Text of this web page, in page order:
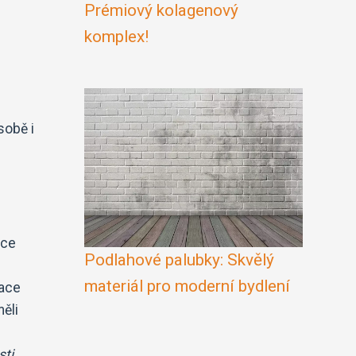
i
Prémiový kolagenový
komplex!
Podlahové palubky: Skvělý
materiál pro moderní bydlení